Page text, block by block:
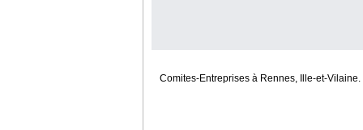
Comites-Entreprises à Rennes, Ille-et-Vilaine.